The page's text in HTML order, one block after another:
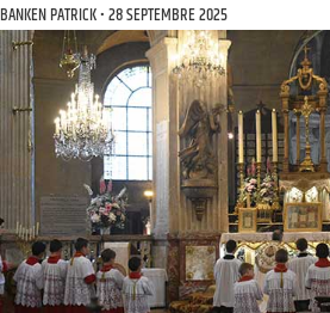
BANKEN PATRICK 28 SEPTEMBRE 2025